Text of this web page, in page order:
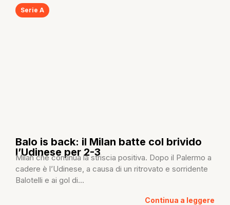
Serie A
Balo is back: il Milan batte col brivido
l’Udinese per 2-3
Milan che continua la striscia positiva. Dopo il Palermo a
cadere è l’Udinese, a causa di un ritrovato e sorridente
Balotelli e ai gol di...
Continua a leggere